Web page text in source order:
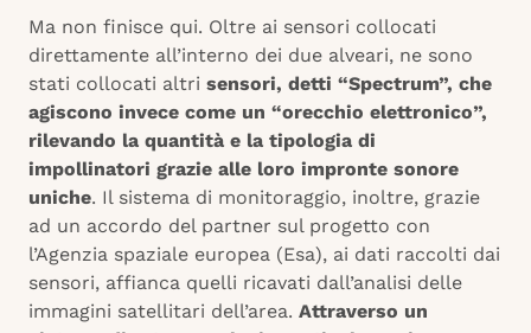
Ma non finisce qui. Oltre ai sensori collocati
direttamente all’interno dei due alveari, ne sono
stati collocati altri sensori, detti “Spectrum”, che
agiscono invece come un “orecchio elettronico”,
rilevando la quantità e la tipologia di
impollinatori grazie alle loro impronte sonore
uniche. Il sistema di monitoraggio, inoltre, grazie
ad un accordo del partner sul progetto con
l’Agenzia spaziale europea (Esa), ai dati raccolti dai
sensori, affianca quelli ricavati dall’analisi delle
immagini satellitari dell’area. Attraverso un